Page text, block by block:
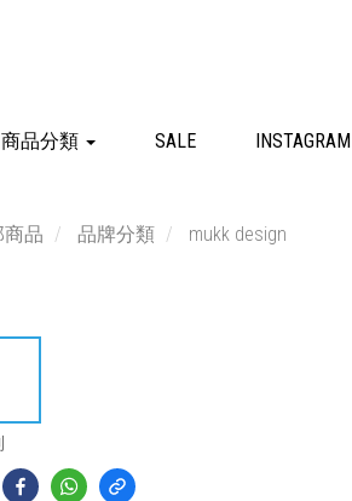
商品分類 SALE INSTAGRAM
品 品牌分類 mukk design